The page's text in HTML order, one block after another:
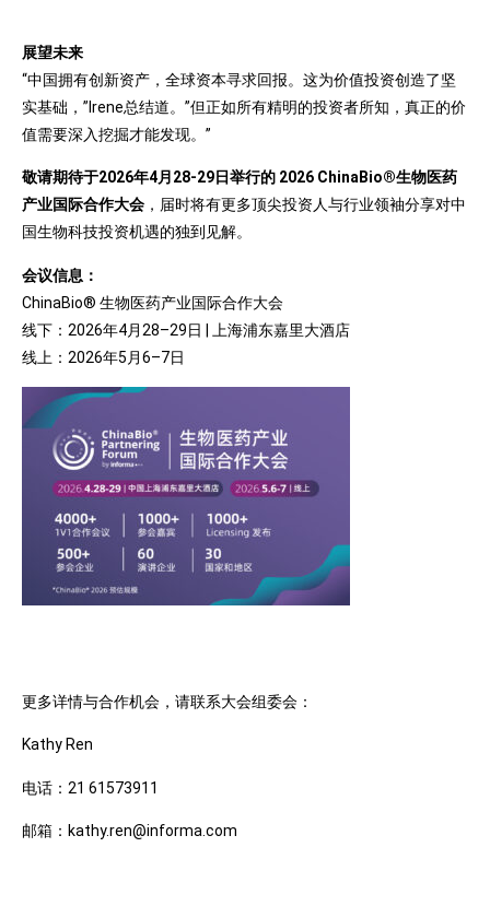
展望未来
“中国拥有创新资产，全球资本寻求回报。这为价值投资创造了坚
实基础，”Irene总结道。”但正如所有精明的投资者所知，真正的价
值需要深入挖掘才能发现。”
敬请期待于2026年4月28-29日举行的 2026 ChinaBio®生物医药
产业国际合作大会 ，届时将有更多顶尖投资人与行业领袖分享对中
国生物科技投资机遇的独到见解。
会议信息：
ChinaBio® 生物医药产业国际合作大会
线下：2026年4月28–29日 | 上海浦东嘉里大酒店
线上：2026年5月6–7日
更多详情与合作机会，请联系大会组委会：
Kathy Ren
电话：21 61573911
邮箱：kathy.ren@informa.com